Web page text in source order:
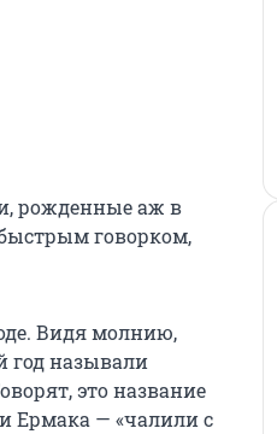
рожденные аж в
говорком,
Видя молнию,
год называли
это название
Ермака — «чалили с